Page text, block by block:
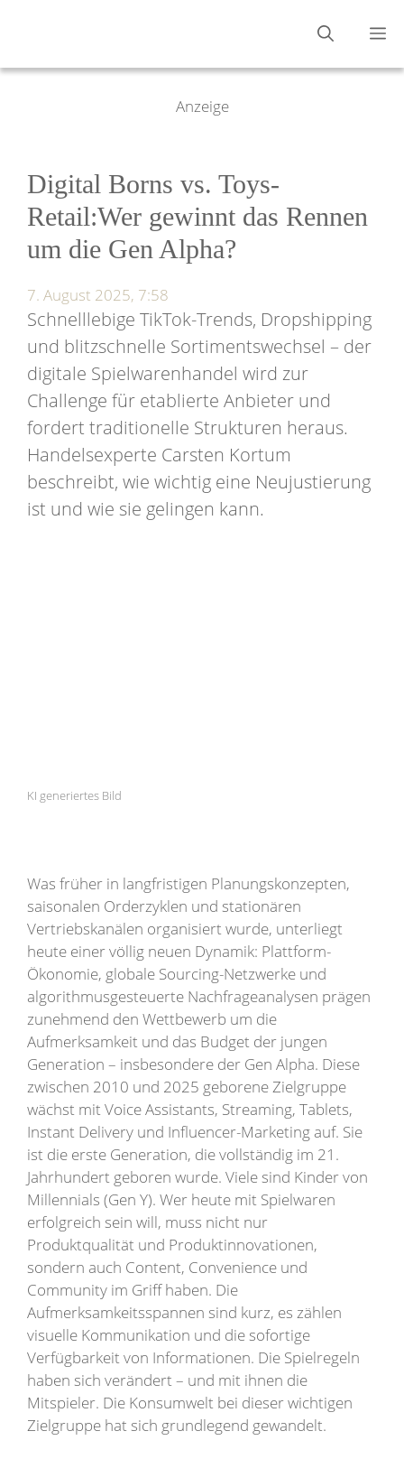
Anzeige
Digital Borns vs. Toys-
Retail:Wer gewinnt das Rennen
um die Gen Alpha?
7. August 2025, 7:58
Schnelllebige TikTok-Trends, Dropshipping
und blitzschnelle Sortimentswechsel – der
digitale Spielwarenhandel wird zur
Challenge für etablierte Anbieter und
fordert traditionelle Strukturen heraus.
Handelsexperte Carsten Kortum
beschreibt, wie wichtig eine Neujustierung
ist und wie sie gelingen kann.
KI generiertes Bild
Was früher in langfristigen Planungskonzepten,
saisonalen Orderzyklen und stationären
Vertriebskanälen organisiert wurde, unterliegt
heute einer völlig neuen Dynamik: Plattform-
Ökonomie, globale Sourcing-Netzwerke und
algorithmusgesteuerte Nachfrageanalysen prägen
zunehmend den Wettbewerb um die
Aufmerksamkeit und das Budget der jungen
Generation – insbesondere der Gen Alpha. Diese
zwischen 2010 und 2025 geborene Zielgruppe
wächst mit Voice Assistants, Streaming, Tablets,
Instant Delivery und Influencer-Marketing auf. Sie
ist die erste Generation, die vollständig im 21.
Jahrhundert geboren wurde. Viele sind Kinder von
Millennials (Gen Y). Wer heute mit Spielwaren
erfolgreich sein will, muss nicht nur
Produktqualität und Produktinnovationen,
sondern auch Content, Convenience und
Community im Griff haben. Die
Aufmerksamkeitsspannen sind kurz, es zählen
visuelle Kommunikation und die sofortige
Verfügbarkeit von Informationen. Die Spielregeln
haben sich verändert – und mit ihnen die
Mitspieler. Die Konsumwelt bei dieser wichtigen
Zielgruppe hat sich grundlegend gewandelt.